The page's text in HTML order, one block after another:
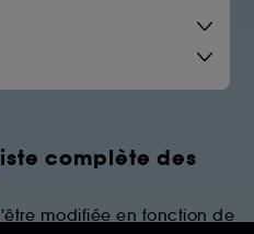
complète des
modifiée en fonction de